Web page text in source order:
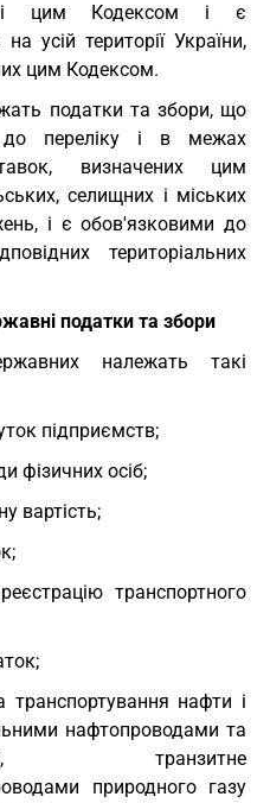
цим Кодексом і є
усій території України,
цим Кодексом.
податки та збори, що
до переліку і в межах
визначених цим
селищних і міських
і є обов'язковими до
територіальних
податки та збори
належать такі
підприємств;
фізичних осіб;
вартість;
транспортного
нафти і
нафтопроводами та
транзитне
природного газу